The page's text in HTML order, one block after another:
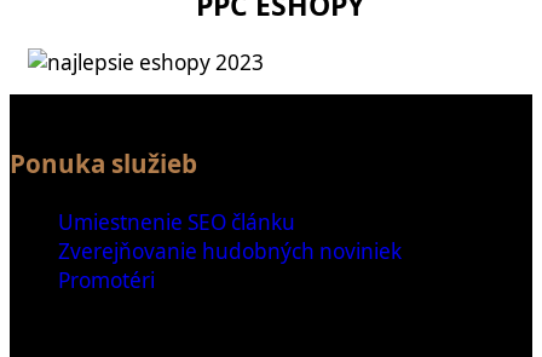
Ponuka služieb
Umiestnenie SEO článku
Zverejňovanie hudobných noviniek
Promotéri